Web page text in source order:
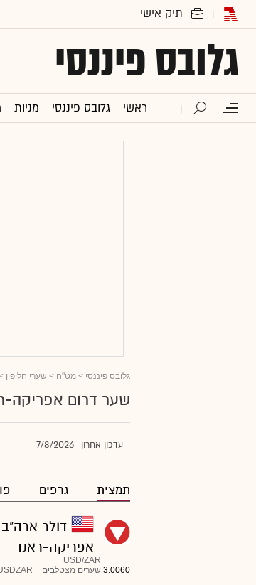
גלובס פיננסי
ראשי גלובס פיננסי מניות
גלובס פיננסי > מט"ח > שערי חליפין
שער דרום אפריקה-
עדכון אחרון 7/8/2026
תמצית גרפים
דולר
אפריקה-ראנד
3.0060
USD/ZAR
שערים מצטלבים